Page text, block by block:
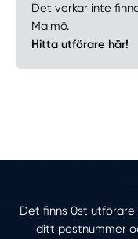
Det verkar inte
Malmö.
Hitta utförare här!
Det finns 0st utförare
ditt postnummer